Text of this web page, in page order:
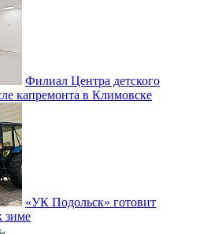
Филиал Центра детского
капремонта в Климовске
«УК Подольск» готовит
зиме